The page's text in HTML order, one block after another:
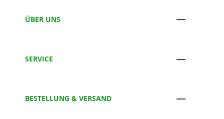
ÜBER UNS
SERVICE
BESTELLUNG & VERSAND